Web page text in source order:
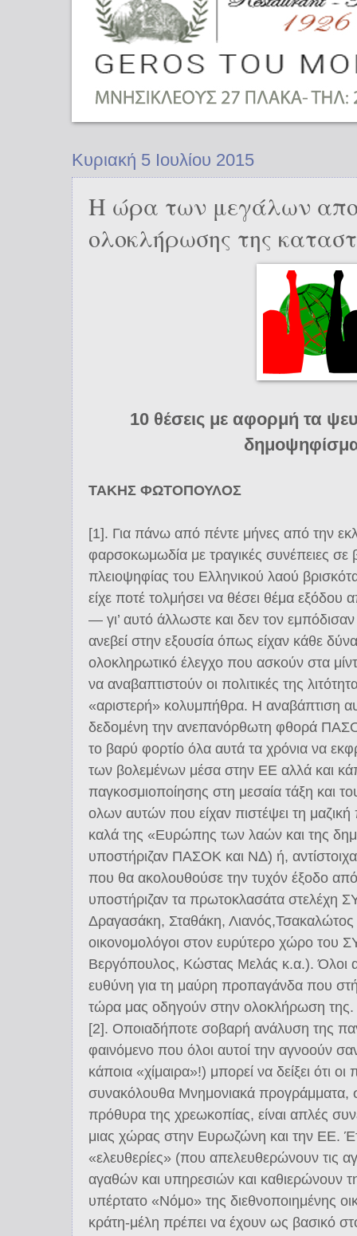
Κυριακή 5 Ιουλίου 2015
Η ώρα των μεγάλων
ολοκλήρωσης της
10 θέσεις με αφορμή τα
ΤΑΚΗΣ ΦΩΤΟΠΟΥΛΟΣ
[1]. Για πάνω από πέντε μήνες από την
φαρσοκωμωδία με τραγικές συνέπειες σε
πλειοψηφίας του Ελληνικού λαού
είχε ποτέ τολμήσει να θέσει θέμα
― γι’ αυτό άλλωστε και δεν τον εμπόδισαν
ανεβεί στην εξουσία όπως είχαν κάθε
ολοκληρωτικό έλεγχο που ασκούν στα
να αναβαπτιστούν οι πολιτικές της
«αριστερή» κολυμπήθρα. Η αναβάπτιση
δεδομένη την ανεπανόρθωτη φθορά
το βαρύ φορτίο όλα αυτά τα χρόνια να
των βολεμένων μέσα στην ΕΕ αλλά και
παγκοσμιοποίησης στη μεσαία τάξη και
ολων αυτών που είχαν πιστέψει τη
καλά της «Ευρώπης των λαών και της
υποστήριζαν ΠΑΣΟΚ και ΝΔ) ή,
που θα ακολουθούσε την τυχόν έξοδο
υποστήριζαν τα πρωτοκλασάτα
Δραγασάκη, Σταθάκη, Λιανός,Τσακαλώτος
οικονομολόγοι στον ευρύτερο χώρο του
Βεργόπουλος, Κώστας Μελάς κ.α.). Όλοι
ευθύνη για τη μαύρη προπαγάνδα που
τώρα μας οδηγούν στην ολοκλήρωση της.
[2]. Οποιαδήποτε σοβαρή ανάλυση της
φαινόμενο που όλοι αυτοί την αγνοούν
κάποια «χίμαιρα»!) μπορεί να δείξει ότι οι
συνακόλουθα Μνημονιακά
πρόθυρα της χρεωκοπίας, είναι απλές
μιας χώρας στην Ευρωζώνη και την ΕΕ.
«ελευθερίες» (που απελευθερώνουν τις
αγαθών και υπηρεσιών και καθιερώνουν
υπέρτατο «Νόμο» της διεθνοποιημένης
κράτη-μέλη πρέπει να έχουν ως βασικό